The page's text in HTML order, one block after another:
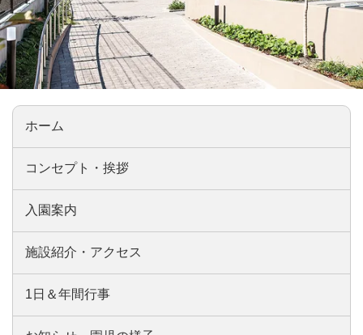
ホーム
コンセプト・挨拶
入園案内
施設紹介・アクセス
1日＆年間行事